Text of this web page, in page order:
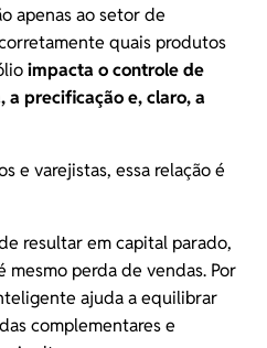
apenas ao setor de
quais produtos
impacta o controle de
aprecificaçãoe, claro, a
e varejistas, essa relação é
resultar em capital parado,
perda de vendas. Por
ajuda a equilibrar
complementares e